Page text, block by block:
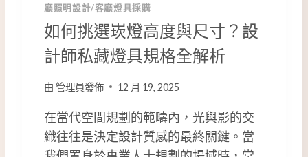
廳照明設計/客廳燈具採購
如何挑選崁燈高度與尺寸？設
計師私藏燈具規格全解析
由 管理員發佈 12 月 19, 2025
在當代空間規劃的範疇內，光與影的交
織往往是決定設計質感的最終關鍵。當